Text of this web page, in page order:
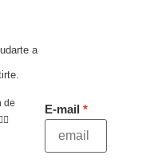
a
de
E-mail